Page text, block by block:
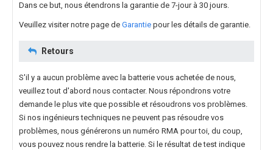
Dans ce but, nous étendrons la garantie de 7-jour à 30 jours.
Veuillez visiter notre page de Garantie pour les détails de garantie.
Retours
S'il y a aucun problème avec la batterie vous achetée de nous,
veuillez tout d'abord nous contacter. Nous répondrons votre
demande le plus vite que possible et résoudrons vos problèmes.
Si nos ingénieurs techniques ne peuvent pas résoudre vos
problèmes, nous générerons un numéro RMA pour toi, du coup,
vous pouvez nous rendre la batterie. Si le résultat de test indique